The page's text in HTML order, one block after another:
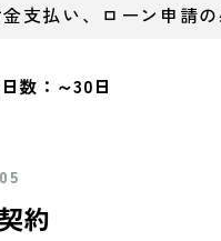
支払い、ローン申請
数：～30日
約